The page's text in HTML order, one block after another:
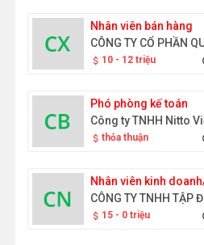
Nhân viên bán hàng
attach_money 10 - 12 triệu
Phó phòng kế toán
Công ty TNHH Nitto
attach_money thỏa thuận
Nhân viên kinh
attach_money 15 - 0 triệu